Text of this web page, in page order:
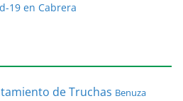
19 en Cabrera
de Truchas Benuza